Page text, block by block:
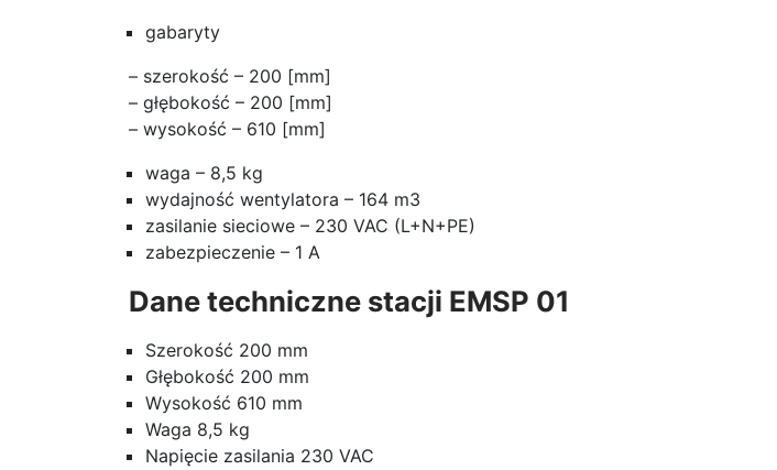
gabaryty
– szerokość – 200 [mm]
– głębokość – 200 [mm]
– wysokość – 610 [mm]
waga – 8,5 kg
wydajność wentylatora – 164 m3
zasilanie sieciowe – 230 VAC (L+N+PE)
zabezpieczenie – 1 A
Dane techniczne stacji EMSP 01
Szerokość 200 mm
Głębokość 200 mm
Wysokość 610 mm
Waga 8,5 kg
Napięcie zasilania 230 VAC